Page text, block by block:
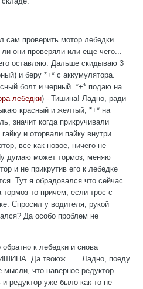
сам проверить мотор лебедки.
они проверяли или еще чего...
оставляю. Дальше скидываю 3
и беру *+* с аккумулятора.
болт и черный. *+* подаю на
лебедки) - Тишина! Ладно, ради
красный и желтый, *+* на
значит когда прикручивали
и оторвали пайку внутри
все как новое, ничего не
думаю может тормоз, меняю
и не прикрутив его к лебедке
Тут я обрадовался что сейчас
то причем, если трос с
Спросил у водителя, рукой
Да особо проблем не
к лебедки и снова
Да твоюж ..... Ладно, поеду
мысли, что наверное редуктор
редуктор уже было как-то не